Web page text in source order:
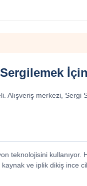
merkezi, Sergi
teknolojisini
ve iplik dikiş ince